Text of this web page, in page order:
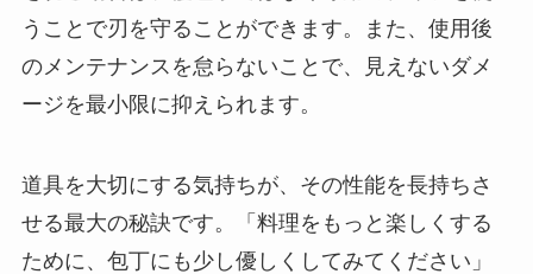
うことで刃を守ることができます。また、使用後
のメンテナンスを怠らないことで、見えないダメ
ージを最小限に抑えられます。
道具を大切にする気持ちが、その性能を長持ちさ
せる最大の秘訣です。「料理をもっと楽しくする
ために、包丁にも少し優しくしてみてください」